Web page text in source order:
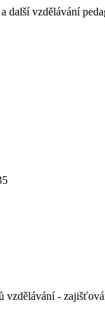
další vzdělávání
-